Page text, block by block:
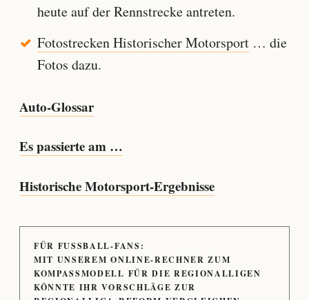
heute auf der Rennstrecke antreten.
Fotostrecken Historischer Motorsport… die
Fotos dazu.
Auto-Glossar
Es passierte am …
Historische Motorsport-Ergebnisse
FÜR FUSSBALL-FANS:
MIT UNSEREM ONLINE-RECHNER ZUM
KOMPASSMODELL FÜR DIE REGIONALLIGEN
KÖNNTE IHR VORSCHLÄGE ZUR